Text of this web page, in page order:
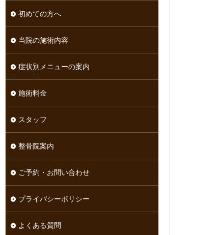
初めての方へ
当院の施術内容
症状別メニューの案内
施術料金
スタッフ
整骨院案内
ご予約・お問い合わせ
プライバシーポリシー
よくある質問